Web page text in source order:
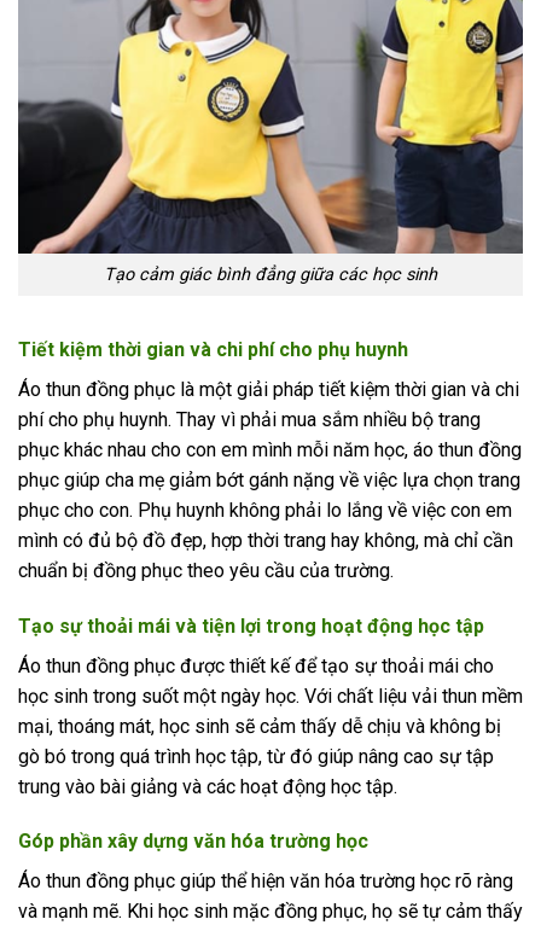
Tạo cảm giác bình đẳng giữa các học sinh
Tiết kiệm thời gian và chi phí cho phụ huynh
Áo thun đồng phục là một giải pháp tiết kiệm thời gian và chi
phí cho phụ huynh. Thay vì phải mua sắm nhiều bộ trang
phục khác nhau cho con em mình mỗi năm học, áo thun đồng
phục giúp cha mẹ giảm bớt gánh nặng về việc lựa chọn trang
phục cho con. Phụ huynh không phải lo lắng về việc con em
mình có đủ bộ đồ đẹp, hợp thời trang hay không, mà chỉ cần
chuẩn bị đồng phục theo yêu cầu của trường.
Tạo sự thoải mái và tiện lợi trong hoạt động học tập
Áo thun đồng phục được thiết kế để tạo sự thoải mái cho
học sinh trong suốt một ngày học. Với chất liệu vải thun mềm
mại, thoáng mát, học sinh sẽ cảm thấy dễ chịu và không bị
gò bó trong quá trình học tập, từ đó giúp nâng cao sự tập
trung vào bài giảng và các hoạt động học tập.
Góp phần xây dựng văn hóa trường học
Áo thun đồng phục giúp thể hiện văn hóa trường học rõ ràng
và mạnh mẽ. Khi học sinh mặc đồng phục, họ sẽ tự cảm thấy